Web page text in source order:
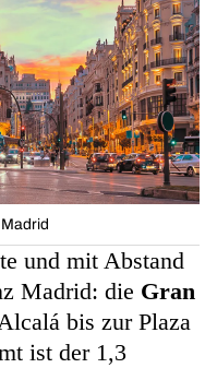
und mit Abstand
Madrid: die Gran
bis zur Plaza
ist der 1,3